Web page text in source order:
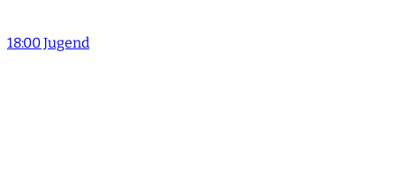
18:00 Jugend